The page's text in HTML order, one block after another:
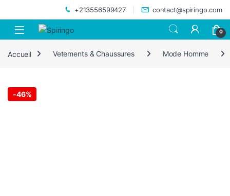
+213556599427 contact@spiringo.com
0
Accueil Vetements & Chaussures Mode Homme
-46%